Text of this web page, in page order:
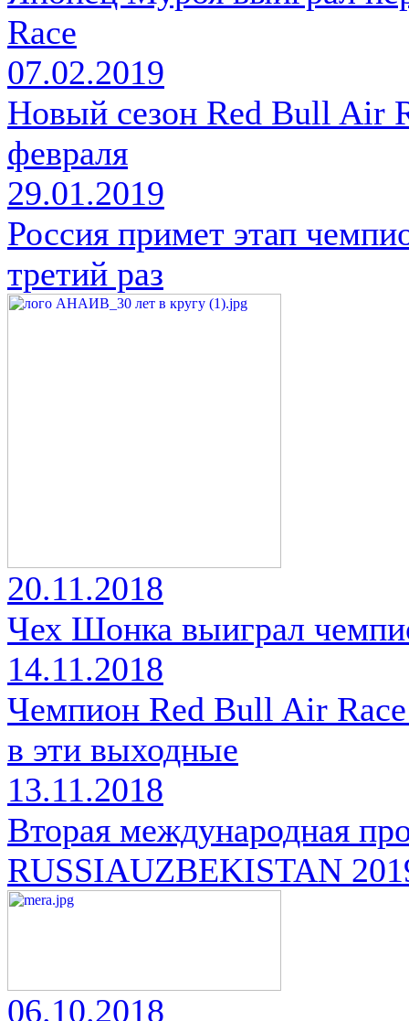
Race
07.02.2019
Новый сезон Red Bull Air
февраля
29.01.2019
Россия примет этап
третий раз
20.11.2018
Чех Шонка выиграл
14.11.2018
Чемпион Red Bull Air
в эти выходные
13.11.2018
Вторая международная
RUSSIAUZBEKISTAN
06.10.2018